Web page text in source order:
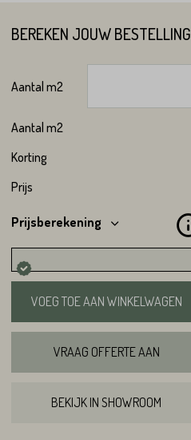
BEREKEN JOUW BESTELLING
Aantal m2
Aantal m2
Korting
Prijs
Prijsberekening
VOEG TOE AAN WINKELWAGEN
VRAAG OFFERTE AAN
BEKIJK IN SHOWROOM